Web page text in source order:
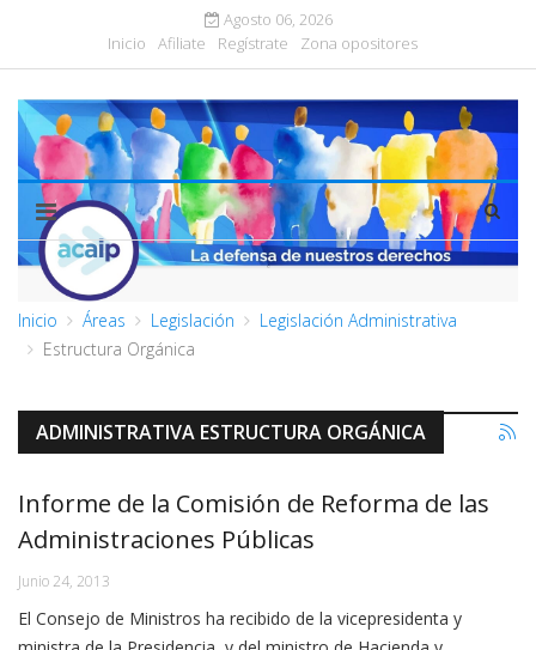
Agosto 06, 2026
Inicio
Afiliate Regístrate Zona opositores
Inicio Áreas Legislación
Legislación Administrativa
Estructura Orgánica
ADMINISTRATIVA ESTRUCTURA ORGÁNICA
Informe de la Comisión de Reforma de las
Administraciones Públicas
Junio 24, 2013
El Consejo de Ministros ha recibido de la vicepresidenta y